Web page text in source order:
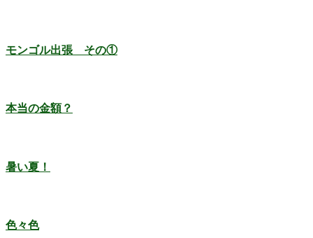
モンゴル出張 その①
本当の金額？
暑い夏！
色々色